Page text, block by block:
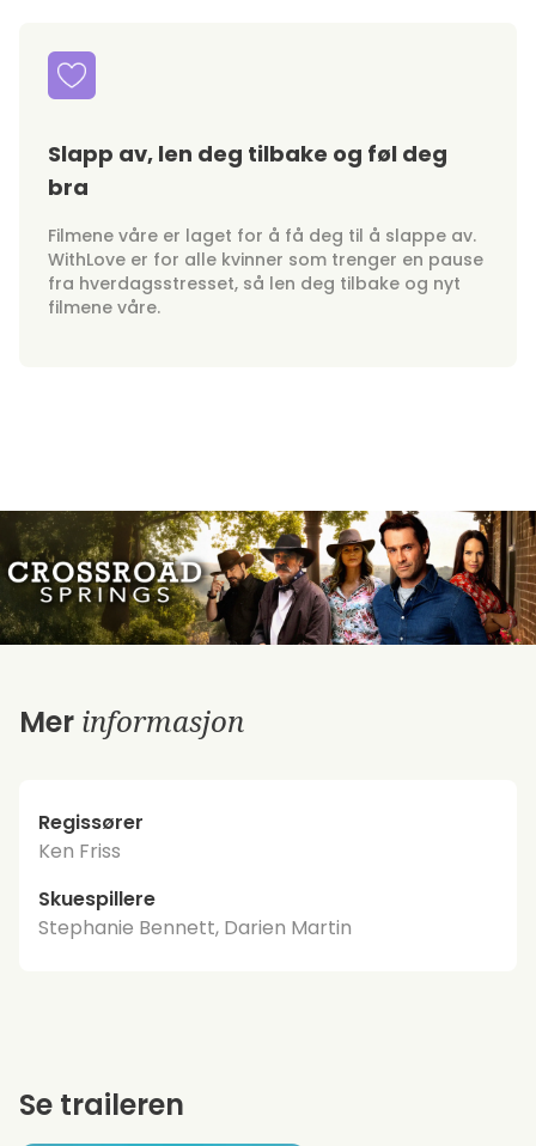
Slapp av, len deg tilbake og føl deg
bra
Filmene våre er laget for å få deg til å slappe av.
WithLove er for alle kvinner som trenger en pause
fra hverdagsstresset, så len deg tilbake og nyt
filmene våre.
Mer informasjon
Regissører
Ken Friss
Skuespillere
Stephanie Bennett, Darien Martin
Se traileren